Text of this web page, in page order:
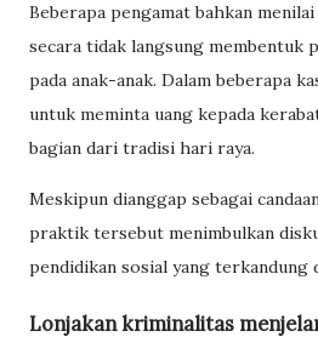
Beberapa pengamat bahkan
secara tidak langsung
pada anak-anak. Dalam beberapa
untuk meminta uang kepada
bagian dari tradisi hari raya.
Meskipun dianggap sebagai
praktik tersebut menimbulkan
pendidikan sosial yang terkandung
Lonjakan kriminalitas